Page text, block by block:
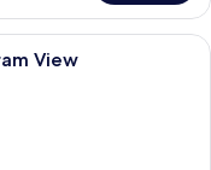
d’hôtel avec deux lits,
View